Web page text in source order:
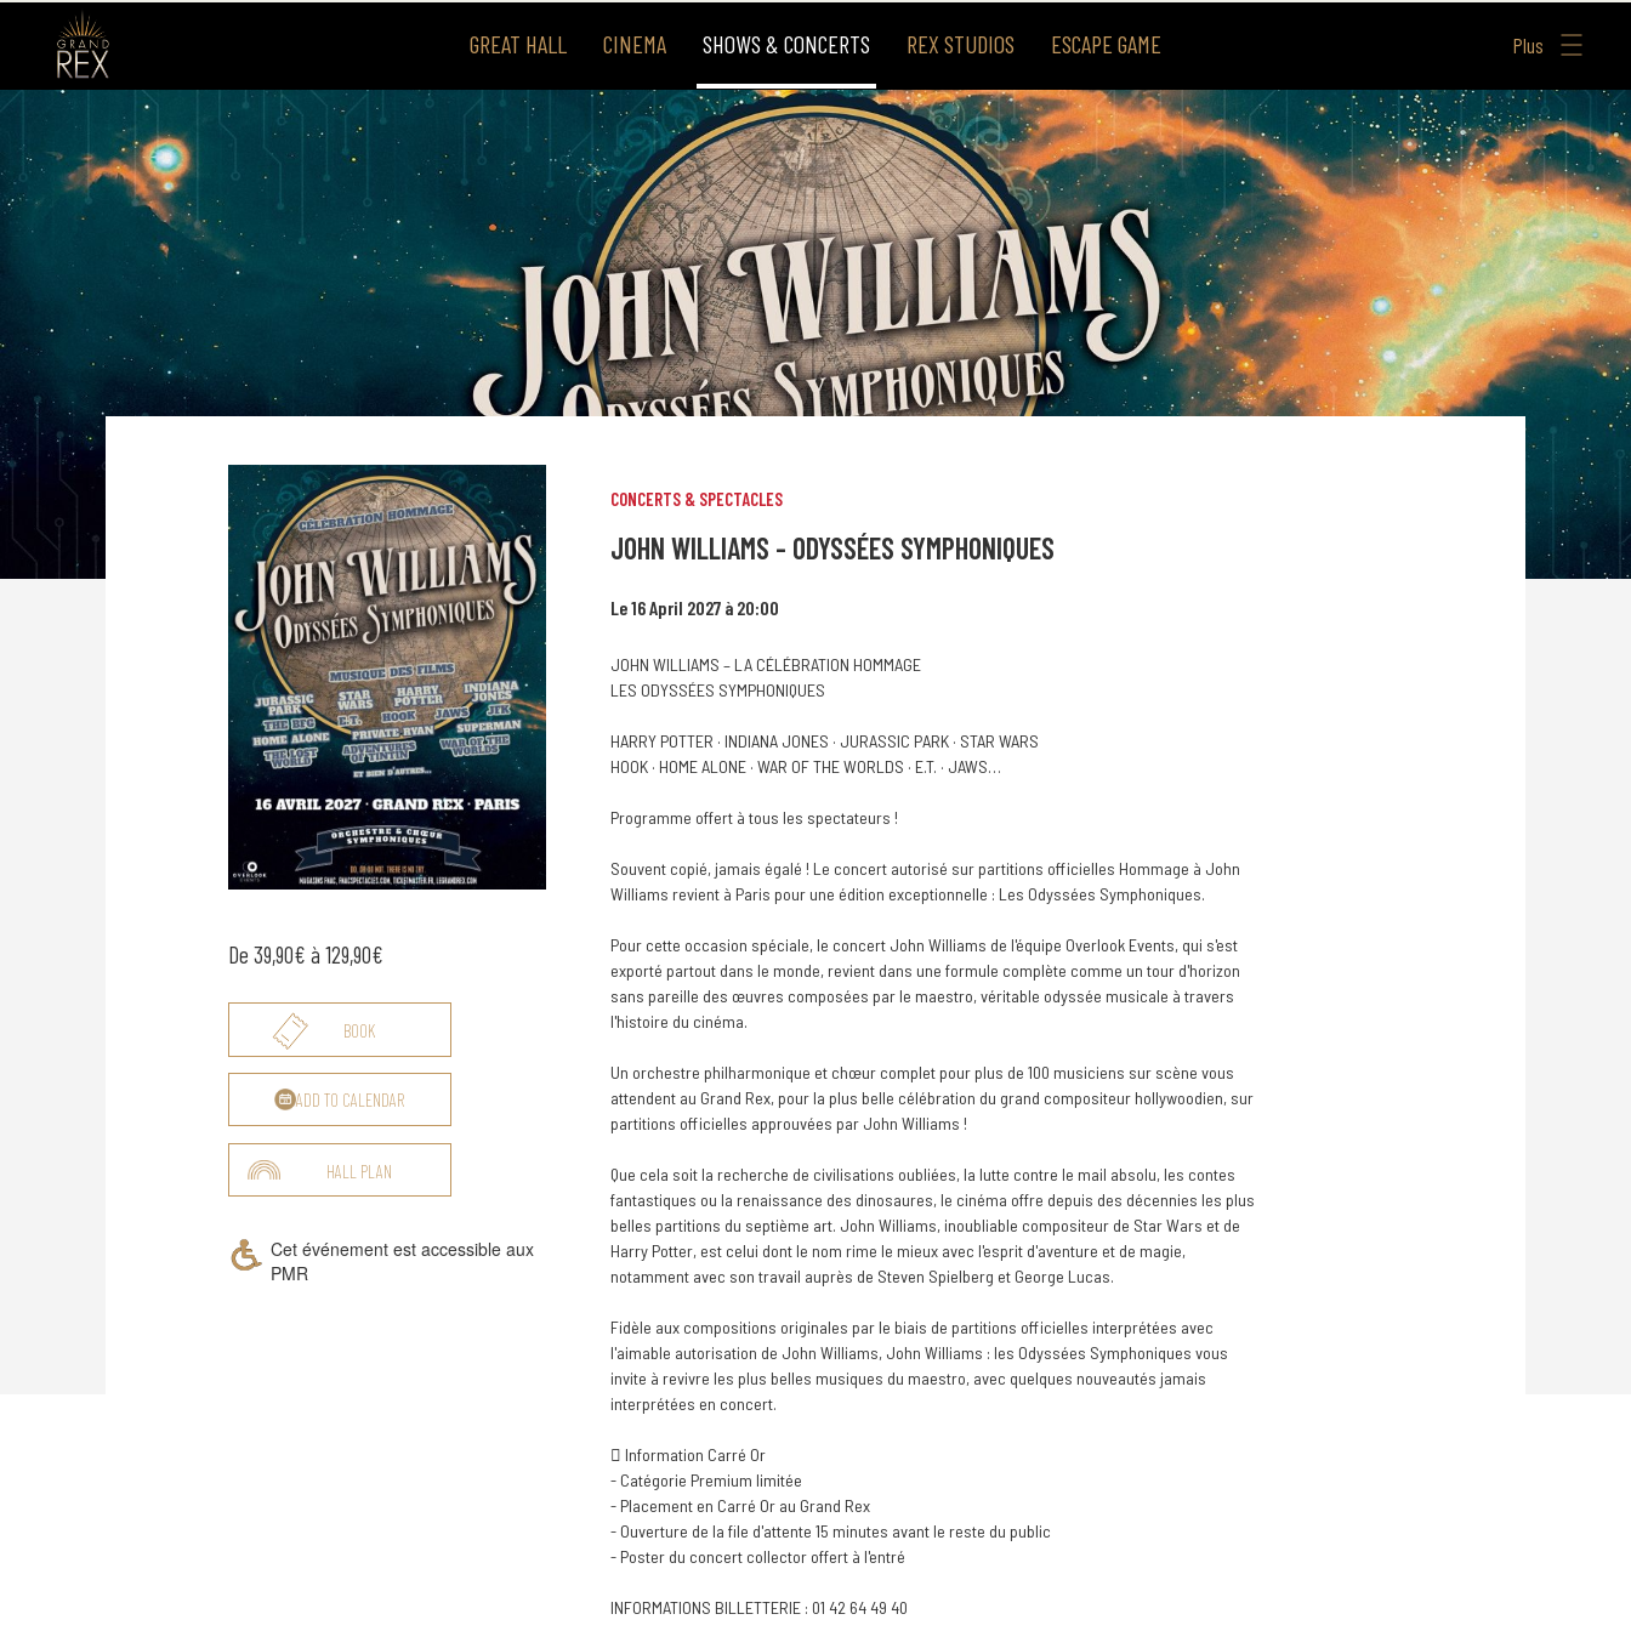
GREAT HALL CINEMA SHOWS & CONCERTS REX STUDIOS ESCAPE GAME Plus
De 39,90€ à 129,90€
BOOK
ADD TO CALENDAR
HALL PLAN
Cet événement est accessible aux
PMR
CONCERTS & SPECTACLES
JOHN WILLIAMS - ODYSSÉES SYMPHONIQUES
Le 16 April 2027 à 20:00
JOHN WILLIAMS – LA CÉLÉBRATION HOMMAGE
LES ODYSSÉES SYMPHONIQUES
HARRY POTTER · INDIANA JONES · JURASSIC PARK · STAR WARS
HOOK · HOME ALONE · WAR OF THE WORLDS · E.T. · JAWS…
Programme offert à tous les spectateurs !
Souvent copié, jamais égalé ! Le concert autorisé sur partitions officielles Hommage à John
Williams revient à Paris pour une édition exceptionnelle : Les Odyssées Symphoniques.
Pour cette occasion spéciale, le concert John Williams de l'équipe Overlook Events, qui s'est
exporté partout dans le monde, revient dans une formule complète comme un tour d'horizon
sans pareille des œuvres composées par le maestro, véritable odyssée musicale à travers
l'histoire du cinéma.
Un orchestre philharmonique et chœur complet pour plus de 100 musiciens sur scène vous
attendent au Grand Rex, pour la plus belle célébration du grand compositeur hollywoodien, sur
partitions officielles approuvées par John Williams !
Que cela soit la recherche de civilisations oubliées, la lutte contre le mail absolu, les contes
fantastiques ou la renaissance des dinosaures, le cinéma offre depuis des décennies les plus
belles partitions du septième art. John Williams, inoubliable compositeur de Star Wars et de
Harry Potter, est celui dont le nom rime le mieux avec l'esprit d'aventure et de magie,
notamment avec son travail auprès de Steven Spielberg et George Lucas.
Fidèle aux compositions originales par le biais de partitions officielles interprétées avec
l'aimable autorisation de John Williams, John Williams : les Odyssées Symphoniques vous
invite à revivre les plus belles musiques du maestro, avec quelques nouveautés jamais
interprétées en concert.
 Information Carré Or
- Catégorie Premium limitée
- Placement en Carré Or au Grand Rex
- Ouverture de la file d'attente 15 minutes avant le reste du public
- Poster du concert collector offert à l'entré
INFORMATIONS BILLETTERIE : 01 42 64 49 40